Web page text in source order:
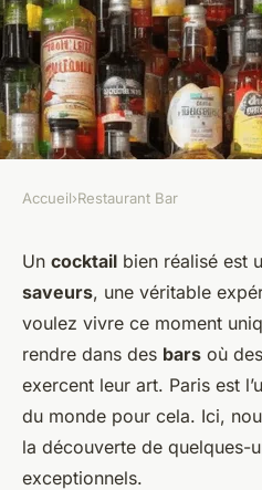
les bars à
mixologues
Aurélie• 22 décembre 2023•5
Accueil›Restaurant Bar
Un cocktail bien réalisé est
saveurs, une véritable
voulez vivre ce moment
rendre dans des bars où des
exercent leur art. Paris est
du monde pour cela. Ici,
la découverte de quelques-
exceptionnels.